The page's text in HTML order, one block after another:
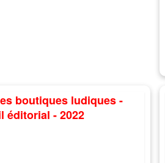
boutiques ludiques -
éditorial - 2022